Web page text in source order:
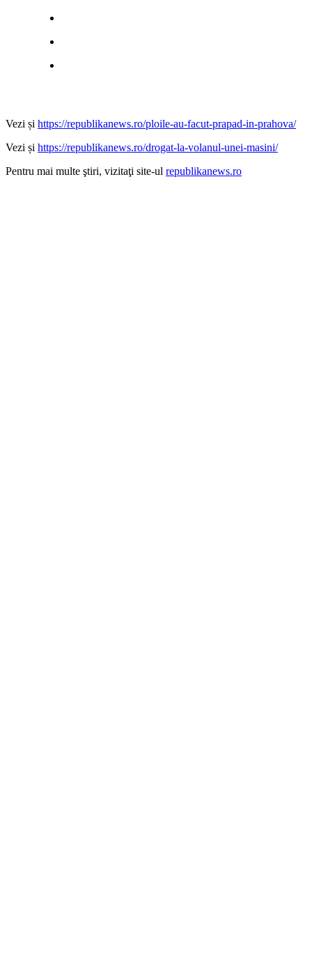
Vezi și https://republikanews.ro/ploile-au-facut-prapad-in-prahova/
Vezi și https://republikanews.ro/drogat-la-volanul-unei-masini/
Pentru mai multe ştiri, vizitaţi site-ul republikanews.ro